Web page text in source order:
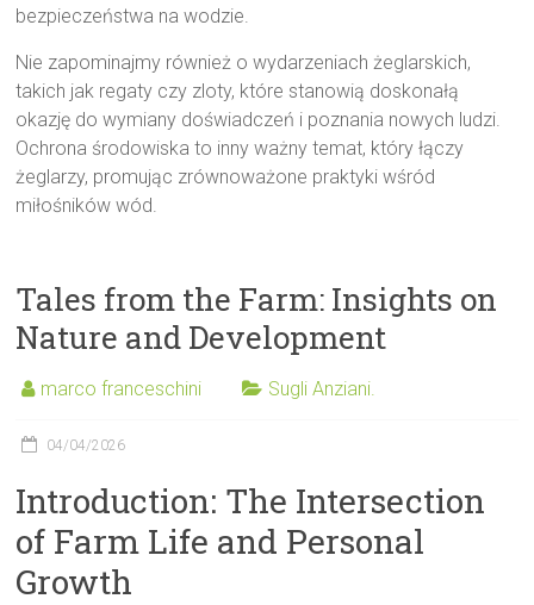
bezpieczeństwa na wodzie.
Nie zapominajmy również o wydarzeniach żeglarskich,
takich jak regaty czy zloty, które stanowią doskonałą
okazję do wymiany doświadczeń i poznania nowych ludzi.
Ochrona środowiska to inny ważny temat, który łączy
żeglarzy, promując zrównoważone praktyki wśród
miłośników wód.
Tales from the Farm: Insights on
Nature and Development
marco franceschini Sugli Anziani.
04/04/2026
Introduction: The Intersection
of Farm Life and Personal
Growth